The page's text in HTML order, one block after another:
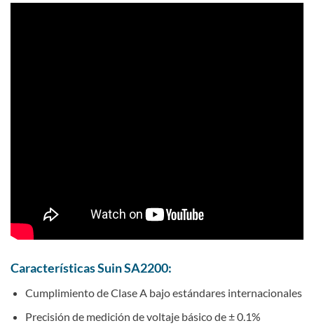
Características Suin SA2200:
Cumplimiento de Clase A bajo estándares internacionales
Precisión de medición de voltaje básico de ± 0.1%